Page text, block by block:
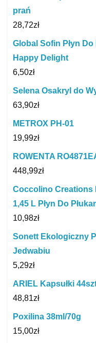
prań
28,72zł
Global Sofin Płyn Do
Happy Delight
6,50zł
Selena Osakryl do
63,90zł
METROX PH-01
19,99zł
ROWENTA
448,99zł
Coccolino Creations
1,45 L Płyn Do
10,98zł
Sonett Ekologiczny
Jedwabiu
5,29zł
ARIEL Kapsułki
48,81zł
Poxilina 38ml/70g
15,00zł